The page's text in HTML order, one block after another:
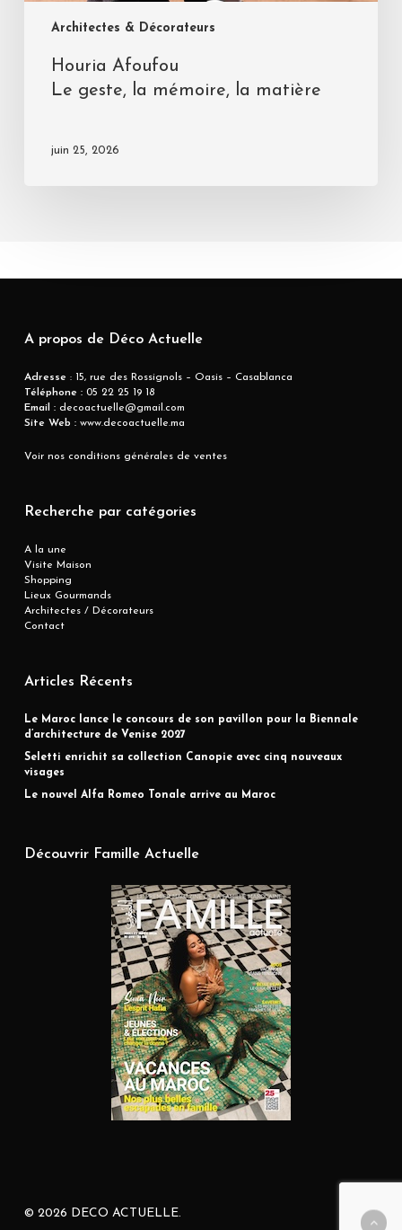
Architectes & Décorateurs
Houria Afoufou
Le geste, la mémoire, la matière
juin 25, 2026
A propos de Déco Actuelle
Adresse : 15, rue des Rossignols – Oasis – Casablanca
Téléphone :05 22 25 19 18
Email :decoactuelle@gmail.com
Site Web :www.decoactuelle.ma
Voir nos conditions générales de ventes
Recherche par catégories
A la une
Visite Maison
Shopping
Lieux Gourmands
Architectes / Décorateurs
Contact
Articles Récents
Le Maroc lance le concours de son pavillon pour la Biennale
d’architecture de Venise 2027
Seletti enrichit sa collection Canopie avec cinq nouveaux
visages
Le nouvel Alfa Romeo Tonale arrive au Maroc
Découvrir Famille Actuelle
© 2026 DECO ACTUELLE.